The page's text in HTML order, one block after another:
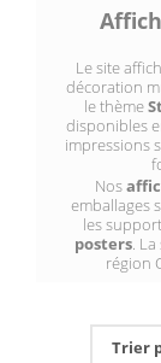
Le site
décoration
le thème
disponibles
impressions
Nos
emballages
les
posters.
région